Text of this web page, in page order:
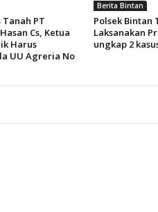
PT
Cs, Ketua
Harus
UU Agreria No
Berita Bintan
Polsek Bintan
Laksanakan
ungkap 2